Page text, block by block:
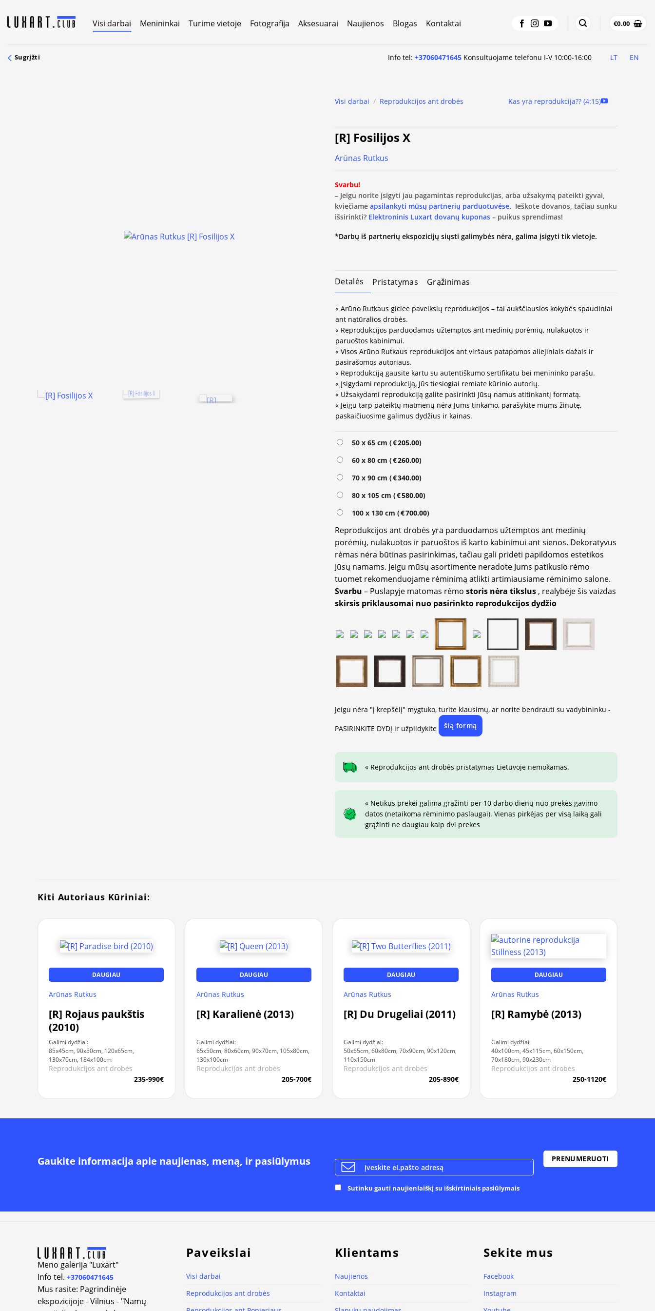
content
Visi darbai Menininkai Turime vietoje Fotografija Aksesuarai Naujienos Blogas Kontaktai €0.00
Sugrįžti Info tel:+37060471645 Konsultuojame telefonu I-V 10:00-16:00 LT EN
Visi darbai / Reprodukcijos ant drobės Kas yra reprodukcija?? (4:15)
[R] Fosilijos X
Arūnas Rutkus
Svarbu!
– Jeigu norite įsigyti jau pagamintas reprodukcijas, arba užsakymą pateikti gyvai,
kviečiame apsilankyti mūsų partnerių parduotuvėse. Ieškote dovanos, tačiau sunku
išsirinkti? Elektroninis Luxart dovanų kuponas – puikus sprendimas!
*Darbų iš partnerių ekspozicijų siųsti galimybės nėra, galima įsigyti tik vietoje.
Detalės Pristatymas Grąžinimas
« Arūno Rutkaus giclee paveikslų reprodukcijos – tai aukščiausios kokybės spaudiniai
ant natūralios drobės.
« Reprodukcijos parduodamos užtemptos ant medinių porėmių, nulakuotos ir
paruoštos kabinimui.
« Visos Arūno Rutkaus reprodukcijos ant viršaus patapomos aliejiniais dažais ir
pasirašomos autoriaus.
« Reprodukciją gausite kartu su autentiškumo sertifikatu bei menininko parašu.
« Įsigydami reprodukciją, Jūs tiesiogiai remiate kūrinio autorių.
« Užsakydami reprodukciją galite pasirinkti Jūsų namus atitinkantį formatą.
« Jeigu tarp pateiktų matmenų nėra Jums tinkamo, parašykite mums žinutę,
paskaičiuosime galimus dydžius ir kainas.
50 x 65 cm (€205.00)
60 x 80 cm (€260.00)
70 x 90 cm (€340.00)
80 x 105 cm (€580.00)
100 x 130 cm (€700.00)
Reprodukcijos ant drobės yra parduodamos užtemptos ant medinių
porėmių, nulakuotos ir paruoštos iš karto kabinimui ant sienos. Dekoratyvus
rėmas nėra būtinas pasirinkimas, tačiau gali pridėti papildomos estetikos
Jūsų namams. Jeigu mūsų asortimente neradote Jums patikusio rėmo
tuomet rekomenduojame rėminimą atlikti artimiausiame rėminimo salone.
Svarbu – Puslapyje matomas rėmo storis nėra tikslus , realybėje šis vaizdas
skirsis priklausomai nuo pasirinkto reprodukcijos dydžio
Alternative:
Jeigu nėra "į krepšelį" mygtuko, turite klausimų, ar norite bendrauti su vadybininku -
PASIRINKITE DYDĮ ir užpildykite šią formą
« Reprodukcijos ant drobės pristatymas Lietuvoje nemokamas.
« Netikus prekei galima grąžinti per 10 darbo dienų nuo prekės gavimo
datos (netaikoma rėminimo paslaugai). Vienas pirkėjas per visą laiką gali
grąžinti ne daugiau kaip dvi prekes
Kiti Autoriaus Kūriniai:
DAUGIAU
Arūnas Rutkus
[R] Rojaus paukštis
(2010)
Galimi dydžiai:
85x45cm, 90x50cm, 120x65cm,
130x70cm, 184x100cm
Reprodukcijos ant drobės
235-990€
DAUGIAU
Arūnas Rutkus
[R] Karalienė (2013)
Galimi dydžiai:
65x50cm, 80x60cm, 90x70cm, 105x80cm,
130x100cm
Reprodukcijos ant drobės
205-700€
DAUGIAU
Arūnas Rutkus
[R] Du Drugeliai (2011)
Galimi dydžiai:
50x65cm, 60x80cm, 70x90cm, 90x120cm,
110x150cm
Reprodukcijos ant drobės
205-890€
DAUGIAU
Arūnas Rutkus
[R] Ramybė (2013)
Galimi dydžiai:
40x100cm, 45x115cm, 60x150cm,
70x180cm, 90x230cm
Reprodukcijos ant drobės
250-1120€
Gaukite informacija apie naujienas, meną, ir pasiūlymus
Sutinku gauti naujienlaiškį su išskirtiniais pasiūlymais
Meno galerija "Luxart"
Info tel. +37060471645
Mus rasite: Pagrindinėje
ekspozicijoje - Vilnius - "Namų
Paveikslai
Visi darbai
Reprodukcijos ant drobės
Klientams
Naujienos
Kontaktai
Sekite mus
Facebook
Instagram